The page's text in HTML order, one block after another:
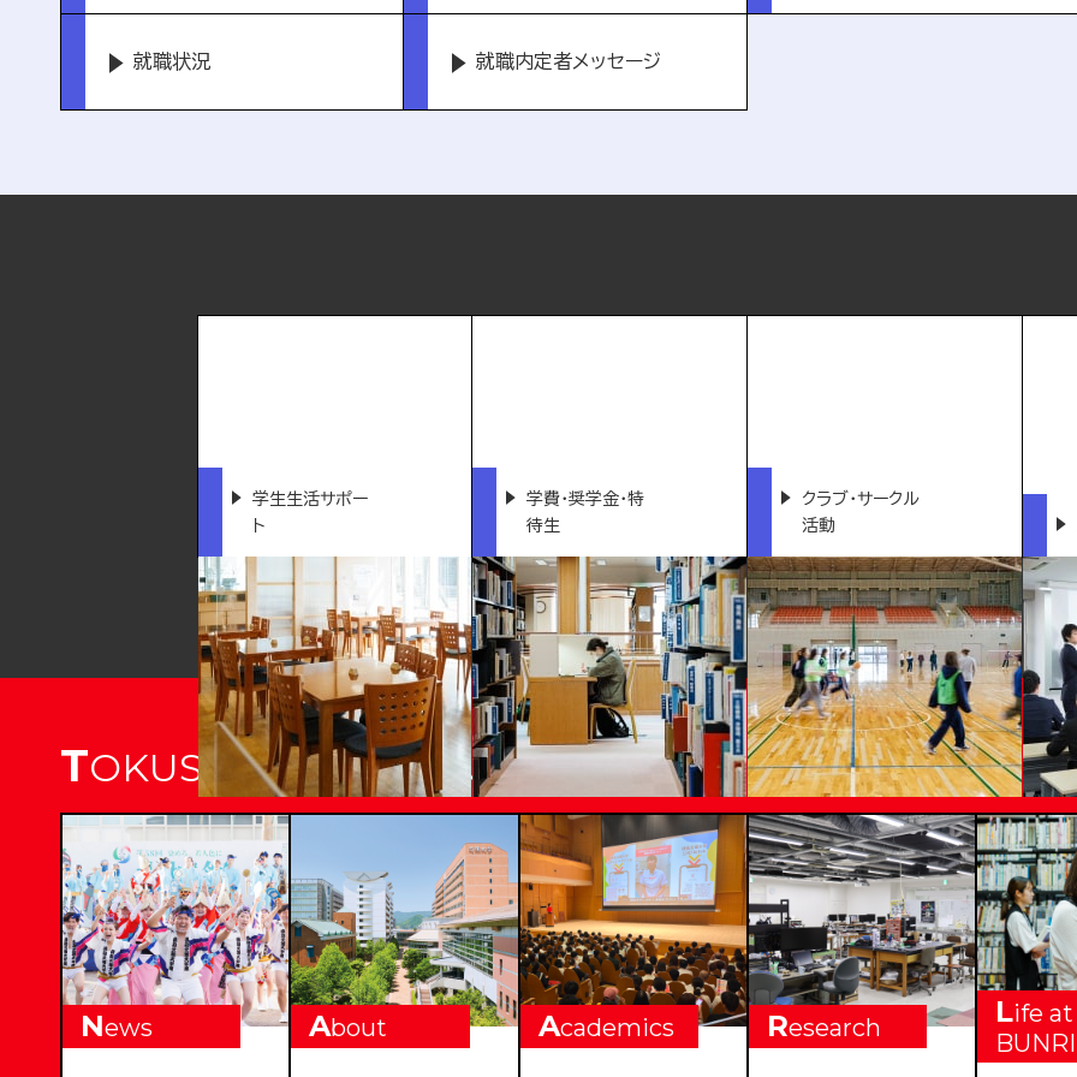
就職状況 就職内定者メッセージ
学生生活サポー
ト
学費・奨学金・特
待生
クラブ・サークル
活動
TOKUSHIMA BUNRI UNIVERSITY
News About Academics Research Life at
BUNRI